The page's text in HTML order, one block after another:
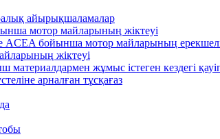
айырықшаламалар
мотор майларының жіктеуі
ACEA бойынша мотор майларының
жіктеуі
материалдармен жұмыс істеген кездегі
арналған тұсқағаз